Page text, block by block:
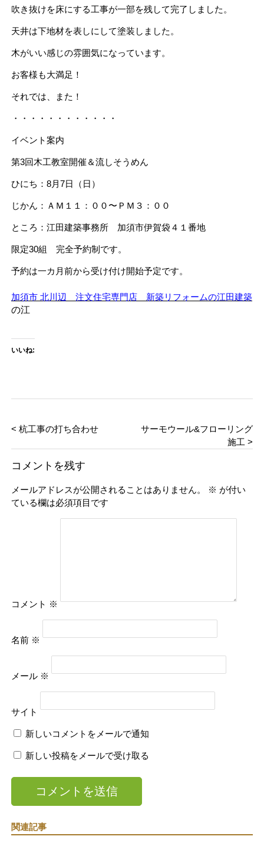
吹き抜けを床にする工事が一部を残して完了しました。
天井は下地材を表しにして塗装しました。
木がいい感じの雰囲気になっています。
お客様も大満足！
それでは、また！
・・・・・・・・・・・・
イベント案内
第3回木工教室開催＆流しそうめん
ひにち：8月7日（日）
じかん：ＡＭ１１：００〜ＰＭ３：００
ところ：江田建築事務所 加須市伊賀袋４１番地
限定30組 完全予約制です。
予約は一カ月前から受け付け開始予定です。
加須市 北川辺 注文住宅専門店 新築リフォームの江田建築
の江
いいね:
< 杭工事の打ち合わせ
サーモウール&フローリング
施工 >
コメントを残す
メールアドレスが公開されることはありません。 ※ が付い
ている欄は必須項目です
コメント ※
名前 ※
メール ※
サイト
新しいコメントをメールで通知
新しい投稿をメールで受け取る
関連記事